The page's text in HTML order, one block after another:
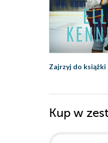
Zajrzyj do książki
Kup w